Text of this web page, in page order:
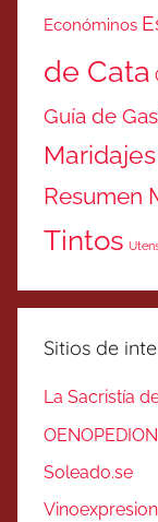
Económinos
de Cata
Guía de
Maridajes
Resumen
Tintos
Sitios de
La Sacristía
OENOPEDION
Soleado.se
Vinoexpresion